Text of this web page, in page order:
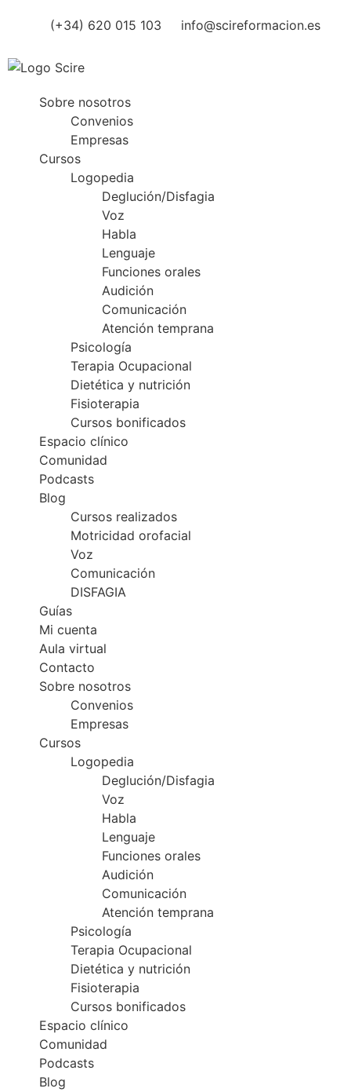
(+34) 620 015 103 info@scireformacion.es
Sobre nosotros
Convenios
Empresas
Cursos
Logopedia
Deglución/Disfagia
Voz
Habla
Lenguaje
Funciones orales
Audición
Comunicación
Atención temprana
Psicología
Terapia Ocupacional
Dietética y nutrición
Fisioterapia
Cursos bonificados
Espacio clínico
Comunidad
Podcasts
Blog
Cursos realizados
Motricidad orofacial
Voz
Comunicación
DISFAGIA
Guías
Mi cuenta
Aula virtual
Contacto
Sobre nosotros
Convenios
Empresas
Cursos
Logopedia
Deglución/Disfagia
Voz
Habla
Lenguaje
Funciones orales
Audición
Comunicación
Atención temprana
Psicología
Terapia Ocupacional
Dietética y nutrición
Fisioterapia
Cursos bonificados
Espacio clínico
Comunidad
Podcasts
Blog